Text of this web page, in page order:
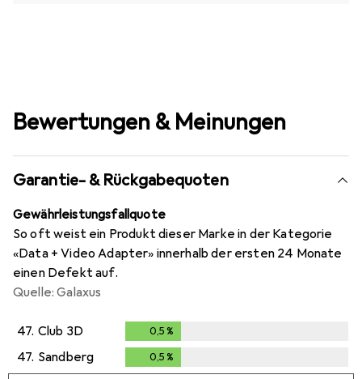
Bewertungen & Meinungen
Garantie- & Rückgabequoten
Gewährleistungsfallquote
So oft weist ein Produkt dieser Marke in der Kategorie
«Data + Video Adapter» innerhalb der ersten 24 Monate
einen Defekt auf.
Quelle: Galaxus
47. Club 3D 0,5 %
47. Sandberg 0,5 %